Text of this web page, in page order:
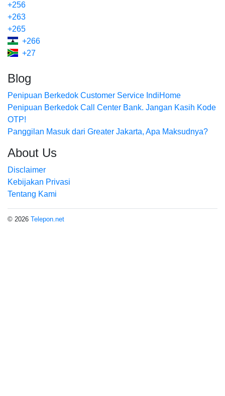
+256
+263
+265
+266
+27
Blog
Penipuan Berkedok Customer Service IndiHome
Penipuan Berkedok Call Center Bank. Jangan Kasih Kode
OTP!
Panggilan Masuk dari Greater Jakarta, Apa Maksudnya?
About Us
Disclaimer
Kebijakan Privasi
Tentang Kami
© 2026 Telepon.net